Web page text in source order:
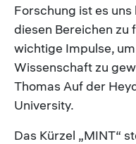
Forschung ist es
diesen Bereichen zu
wichtige Impulse,
Wissenschaft zu
Thomas Auf der
University.
Das Kürzel „MINT“